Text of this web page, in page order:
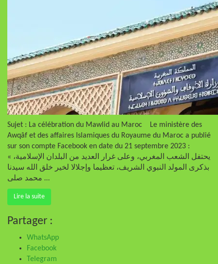
Sujet : La célébration du Mawlid au Maroc Le ministère des
Awqâf et des affaires Islamiques du Royaume du Maroc a publié
sur son compte Facebook en date du 21 septembre 2023 :
« يحتفل الشعب المغربي، وعلى غرار العديد من البلدان الإسلامية،
بذكرى المولد النبوي الشريف، تعظيما وإجلالا لخير خلق الله سيدنا
محمد صلى …
Lire la suite
Partager :
WhatsApp
Facebook
Telegram